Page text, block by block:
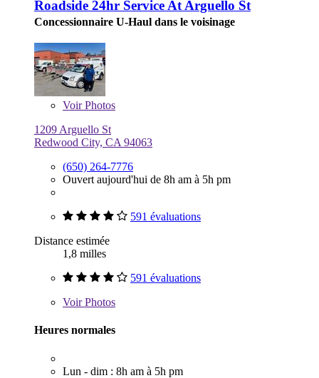
Roadside 24hr Service At Arguello St
Concessionnaire U-Haul dans le voisinage
VoirPhotos
1209 Arguello St
Redwood City, CA 94063
(650) 264-7776
Ouvert aujourd'hui de 8h am à 5h pm
591 évaluations
Distance estimée
1,8 milles
591 évaluations
VoirPhotos
Heures normales
Lun - dim : 8h am à 5h pm